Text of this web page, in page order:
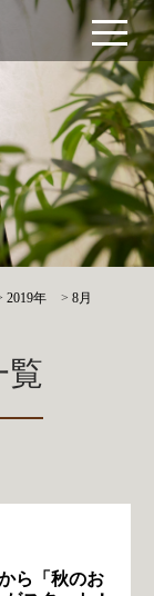
2019年 >8月
覧
ら「秋のお